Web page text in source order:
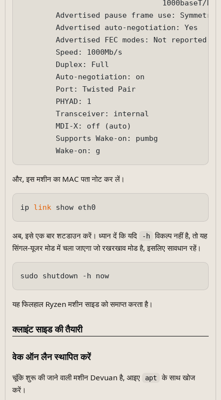
1000baseT/
        Advertised pause frame use: Symmetric
        Advertised auto-negotiation: Yes
        Advertised FEC modes: Not reported
        Speed: 1000Mb/s
        Duplex: Full
        Auto-negotiation: on
        Port: Twisted Pair
        PHYAD: 1
        Transceiver: internal
        MDI-X: off (auto)
        Supports Wake-on: pumbg
और, इस मशीन का MAC पता नोट कर लें।
ip link
अब, इसे एक बार शटडाउन करें। ध्यान दें कि यदि -h विकल्प नहीं है, तो यह
सिंगल-यूजर मोड में चला जाएगा जो रखरखाव मोड है, इसलिए सावधान रहें।
यह फिलहाल Ryzen मशीन साइड को समाप्त करता है।
क्लाइंट साइड की तैयारी
वेक ऑन लैन स्थापित करें
चूंकि शुरू की जाने वाली मशीन Devuan है, आइए apt
के साथ खोज
करें।